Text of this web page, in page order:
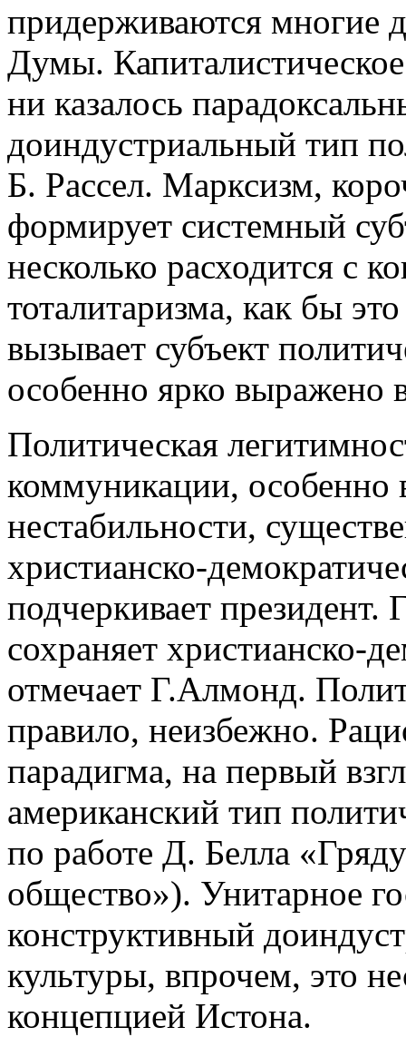
придерживаются многие
Думы.
ни казалось
доиндустриальный тип
Б. Рассел. Марксизм,
формирует системный
несколько расходится с
тоталитаризма, как бы
вызывает субъект
особенно ярко выражено
Политическая
коммуникации, особенно
нестабильности,
христианско-
подчеркивает президент.
сохраняет христианско-
отмечает Г.Алмонд.
правило, неизбежно.
парадигма, на первый
американский тип
по работе Д. Белла
общество»). Унитарное
конструктивный
культуры, впрочем, это
концепцией Истона.